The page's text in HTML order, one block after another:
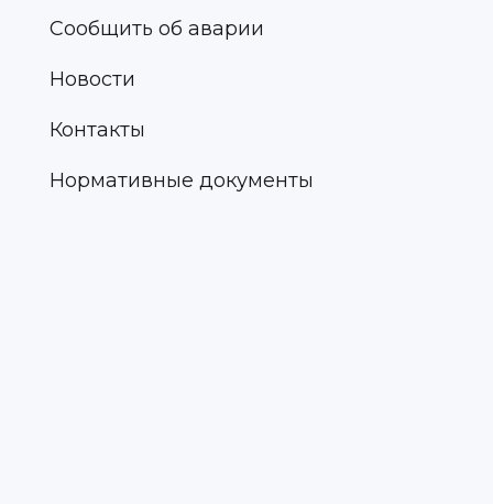
Сообщить об аварии
Новости
Контакты
Нормативные документы